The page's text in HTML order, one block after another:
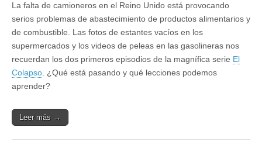
La falta de camioneros en el Reino Unido está provocando
serios problemas de abastecimiento de productos alimentarios y
de combustible. Las fotos de estantes vacíos en los
supermercados y los videos de peleas en las gasolineras nos
recuerdan los dos primeros episodios de la magnífica serie El
Colapso . ¿Qué está pasando y qué lecciones podemos
aprender?
Leer más →